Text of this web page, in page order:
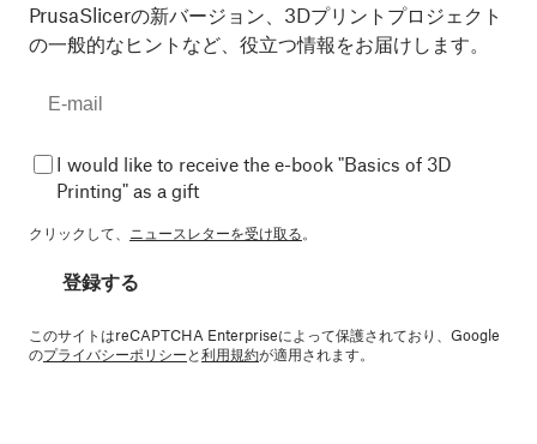
PrusaSlicerの新バージョン、3Dプリントプロジェクト
の一般的なヒントなど、役立つ情報をお届けします。
I would like to receive the e-book "Basics of 3D
Printing" as a gift
クリックして、 ニュースレターを受け取る。
登録する
このサイトはreCAPTCHA Enterpriseによって保護されており、Google
のプライバシーポリシーと利用規約が適用されます。